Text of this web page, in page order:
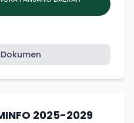
2025-2029